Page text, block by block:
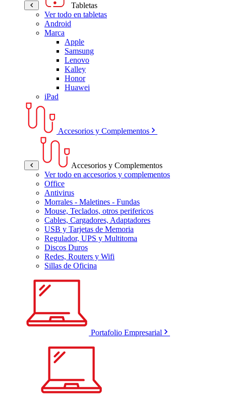
Tabletas
Ver todo en tabletas
Android
Marca
Apple
Samsung
Lenovo
Kalley
Honor
Huawei
iPad
Accesorios y Complementos
Accesorios y Complementos
Ver todo en accesorios y complementos
Office
Antivirus
Morrales - Maletines - Fundas
Mouse, Teclados, otros perifericos
Cables, Cargadores, Adaptadores
USB y Tarjetas de Memoria
Regulador, UPS y Multitoma
Discos Duros
Redes, Routers y Wifi
Sillas de Oficina
Portafolio Empresarial